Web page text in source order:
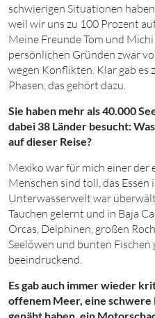
schwierigen Situationen
weil wir uns zu 100 Prozent
Meine Freunde Tom und Michi
persönlichen Gründen zwar
wegen Konflikten. Klar gab es
Phasen, das gehört dazu.
Sie haben mehr als 40.000
dabei 38 Länder besucht:
auf dieser Reise?
Mexiko war für mich einer der
Menschen sind toll, das Essen
Unterwasserwelt war
Tauchen gelernt und in Baja
Orcas, Delphinen, großen
Seelöwen und bunten Fischen
beeindruckend.
Es gab auch immer wieder
offenem Meer, eine schwere